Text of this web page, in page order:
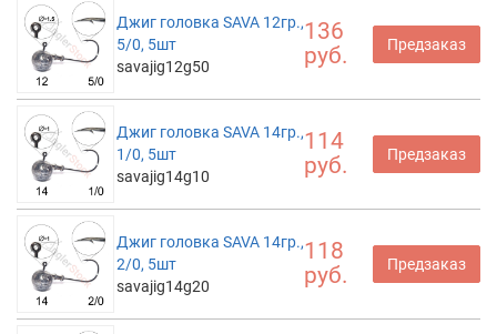
Джиг головка SAVA 12гр.,
5/0, 5шт
savajig12g50
136
руб.
Предзаказ
Джиг головка SAVA 14гр.,
1/0, 5шт
savajig14g10
114
руб.
Предзаказ
Джиг головка SAVA 14гр.,
2/0, 5шт
savajig14g20
118
руб.
Предзаказ